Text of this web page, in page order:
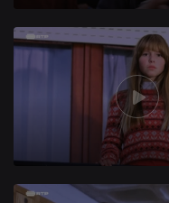
808392